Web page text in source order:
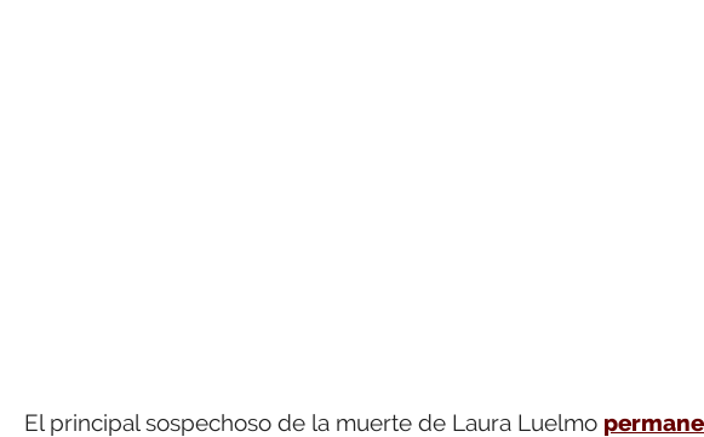
El principal sospechoso de la muerte de Laura Luelmo